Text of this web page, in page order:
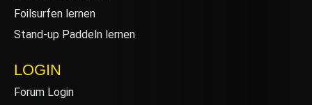
Foilsurfen lernen
Stand-up Paddeln lernen
LOGIN
Forum Login